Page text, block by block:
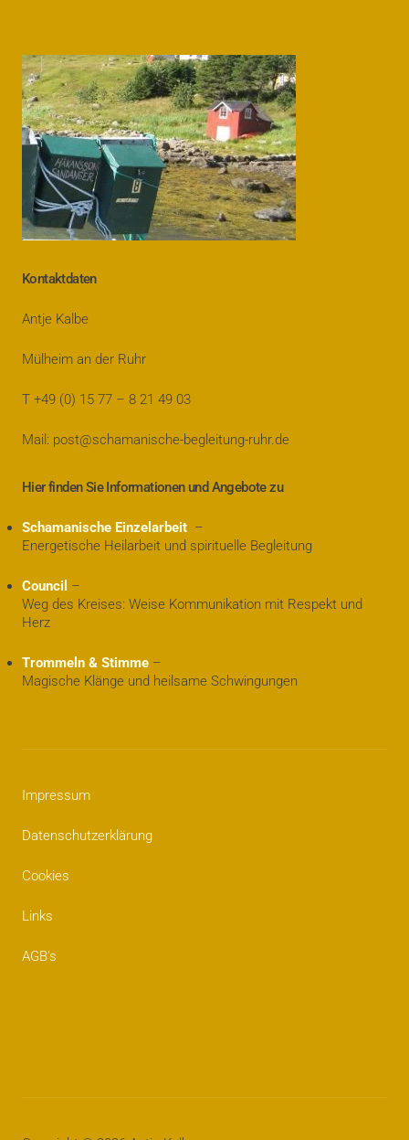
Kontaktdaten
Antje Kalbe
Mülheim an der Ruhr
T +49 (0) 15 77 – 8 21 49 03
Mail: post@schamanische-begleitung-ruhr.de
Hier finden Sie Informationen und Angebote zu
Schamanische Einzelarbeit –
Energetische Heilarbeit und spirituelle Begleitung
Council –
Weg des Kreises: Weise Kommunikation mit Respekt und
Herz
Trommeln & Stimme –
Magische Klänge und heilsame Schwingungen
Impressum
Datenschutzerklärung
Cookies
Links
AGB’s